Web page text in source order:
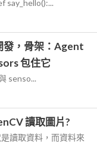
say_hello():...
發，骨架：Agent
包住它
senso...
讀取圖片?
讀取資料，而資料來